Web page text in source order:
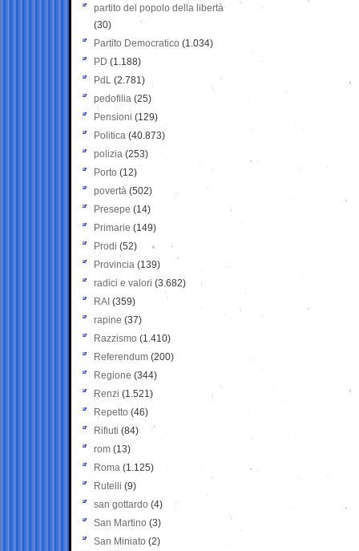
partito del popolo della libertà
(30)
Partito Democratico (1.034)
PD (1.188)
PdL (2.781)
pedofilia (25)
Pensioni (129)
Politica (40.873)
polizia (253)
Porto (12)
povertà (502)
Presepe (14)
Primarie (149)
Prodi (52)
Provincia (139)
radici e valori (3.682)
RAI (359)
rapine (37)
Razzismo (1.410)
Referendum (200)
Regione (344)
Renzi (1.521)
Repetto (46)
Rifiuti (84)
rom (13)
Roma (1.125)
Rutelli (9)
san gottardo (4)
San Martino (3)
San Miniato (2)